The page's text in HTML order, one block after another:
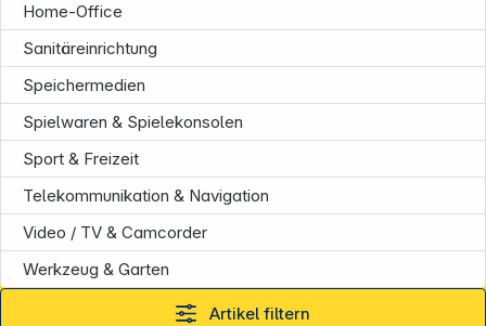
Home-Office
Sanitäreinrichtung
Speichermedien
Spielwaren & Spielekonsolen
Sport & Freizeit
Telekommunikation & Navigation
Video / TV & Camcorder
Werkzeug & Garten
Artikel filtern
Informationen